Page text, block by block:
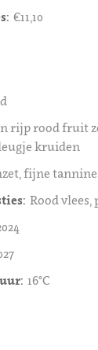
€11,10
rijp rood fruit
kruiden
fijne
Rood vlees,
16°C